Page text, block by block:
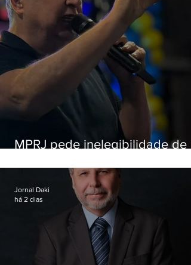
MPRJ pede inelegibilidade de
Jornal Daki
há 2 dias